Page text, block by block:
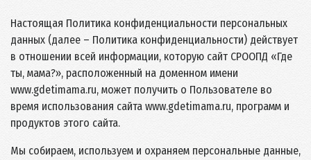
Настоящая Политика конфиденциальности персональных
данных (далее – Политика конфиденциальности) действует
в отношении всей информации, которую сайт СРООПД «Где
ты, мама?», расположенный на доменном имени
www.gdetimama.ru, может получить о Пользователе во
время использования сайта www.gdetimama.ru, программ и
продуктов этого сайта.
Мы собираем, используем и охраняем персональные данные,